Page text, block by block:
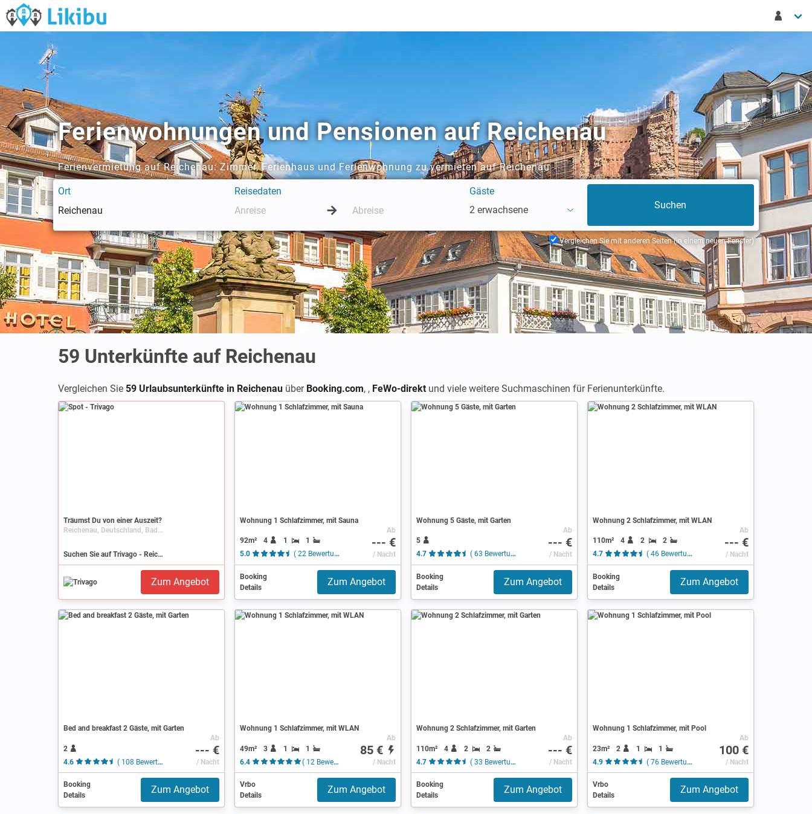
Ferienwohnungen und Pensionen auf Reichenau
Ferienvermietung auf Reichenau: Zimmer, Ferienhaus und Ferienwohnung zu vermieten auf Reichenau
Ort Reisedaten
Gäste
2 erwachsene
Vergleichen Sie mit anderen Seiten (in einem neuen Fenster)
59 Unterkünfte auf Reichenau
Vergleichen Sie 59 Urlaubsunterkünfte in Reichenau über Booking.com, , FeWo-direkt und viele weitere Suchmaschinen für Ferienunterkünfte.
Spot
Träumst Du von einer Auszeit?
Reichenau, Deutschland, Baden-Württemberg, Bodensee
Suchen Sie auf Trivago - Reichenau
Zum Angebot
Wohnung 1 Schlafzimmer, mit Sauna
92m² 4 1
1
5.0
( 22 Bewertungen )
Ab
--- €
/ Nacht
Booking
Details
Zum Angebot
Wohnung 5 Gäste, mit Garten
5
4.7
( 63 Bewertungen )
Ab
--- €
/ Nacht
Booking
Details
Zum Angebot
Wohnung 2 Schlafzimmer, mit WLAN
110m² 4 2
2
4.7
( 46 Bewertungen )
Ab
--- €
/ Nacht
Booking
Details
Zum Angebot
Bed and breakfast 2 Gäste, mit Garten
2
4.6
( 108 Bewertungen )
Ab
--- €
/ Nacht
Booking
Details
Zum Angebot
Wohnung 1 Schlafzimmer, mit WLAN
49m² 3 1
1
6.4
( 12 Bewertungen )
Ab
85 €
/ Nacht
Vrbo
Details
Zum Angebot
Wohnung 2 Schlafzimmer, mit Garten
110m² 4 2
2
4.7
( 33 Bewertungen )
Ab
--- €
/ Nacht
Booking
Details
Zum Angebot
Wohnung 1 Schlafzimmer, mit Pool
23m² 2 1
1
4.9
( 76 Bewertungen )
Ab
100 €
/ Nacht
Vrbo
Details
Zum Angebot